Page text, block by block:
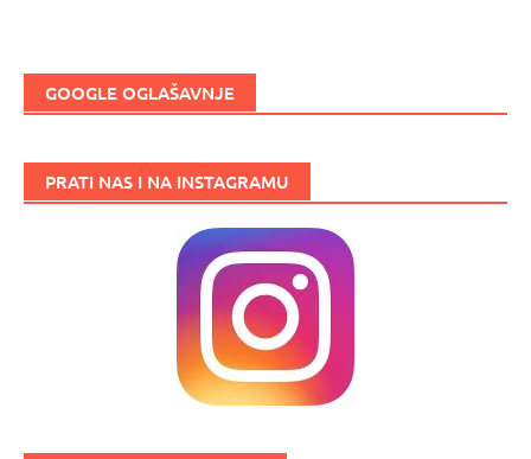
GOOGLE OGLAŠAVNJE
PRATI NAS I NA INSTAGRAMU